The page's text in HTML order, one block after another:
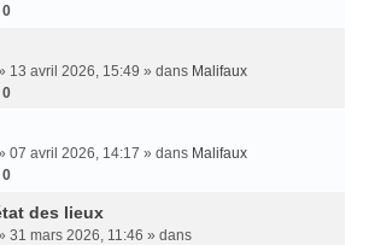
0
13 avril 2026, 15:49 » dans Malifaux
0
07 avril 2026, 14:17 » dans Malifaux
0
des lieux
31 mars 2026, 11:46 » dans